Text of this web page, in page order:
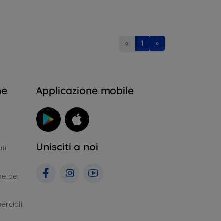
« 1 »
dei
Applicazione mobile
Unisciti a noi